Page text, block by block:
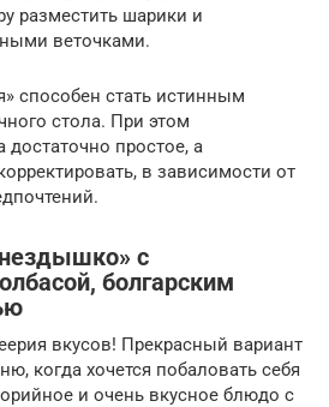
разместить шарики и
веточками.
способен стать истинным
стола. При этом
простое, а
в зависимости от
с
болгарским
вкусов! Прекрасный вариант
когда хочется побаловать себя
и очень вкусное блюдо с